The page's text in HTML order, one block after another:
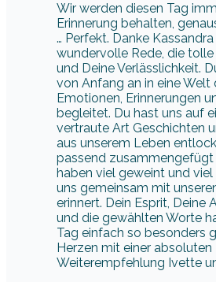
Wir werden diesen Tag
Erinnerung behalten,
… Perfekt. Danke
wundervolle Rede, die
und Deine Verlässlichkeit.
von Anfang an in eine Welt
Emotionen, Erinnerungen
begleitet. Du hast uns auf
vertraute Art Geschichten
aus unserem Leben
passend zusammengefügt
haben viel geweint und
uns gemeinsam mit
erinnert. Dein Esprit, Deine
und die gewählten Worte
Tag einfach so besonders
Herzen mit einer absoluten
Weiterempfehlung Ivette